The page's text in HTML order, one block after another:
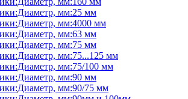
мм:25 мм
мм:4000 мм
мм:63 мм
мм:75 мм
мм:75...125 мм
мм:75/100 мм
мм:90 мм
мм:90/75 мм